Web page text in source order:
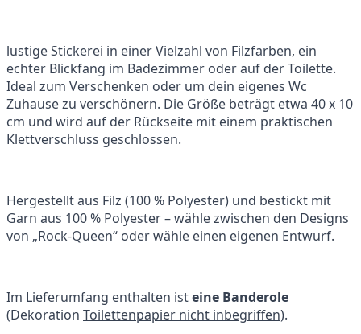
lustige Stickerei in einer Vielzahl von Filzfarben, ein
echter Blickfang im Badezimmer oder auf der Toilette.
Ideal zum Verschenken oder um dein eigenes Wc
Zuhause zu verschönern. Die Größe beträgt etwa 40 x 10
cm und wird auf der Rückseite mit einem praktischen
Klettverschluss geschlossen.
Hergestellt aus Filz (100 % Polyester) und bestickt mit
Garn aus 100 % Polyester – wähle zwischen den Designs
von „Rock-Queen“ oder wähle einen eigenen Entwurf.
Im Lieferumfang enthalten isteine Banderole
(Dekoration Toilettenpapier nicht inbegriffen).